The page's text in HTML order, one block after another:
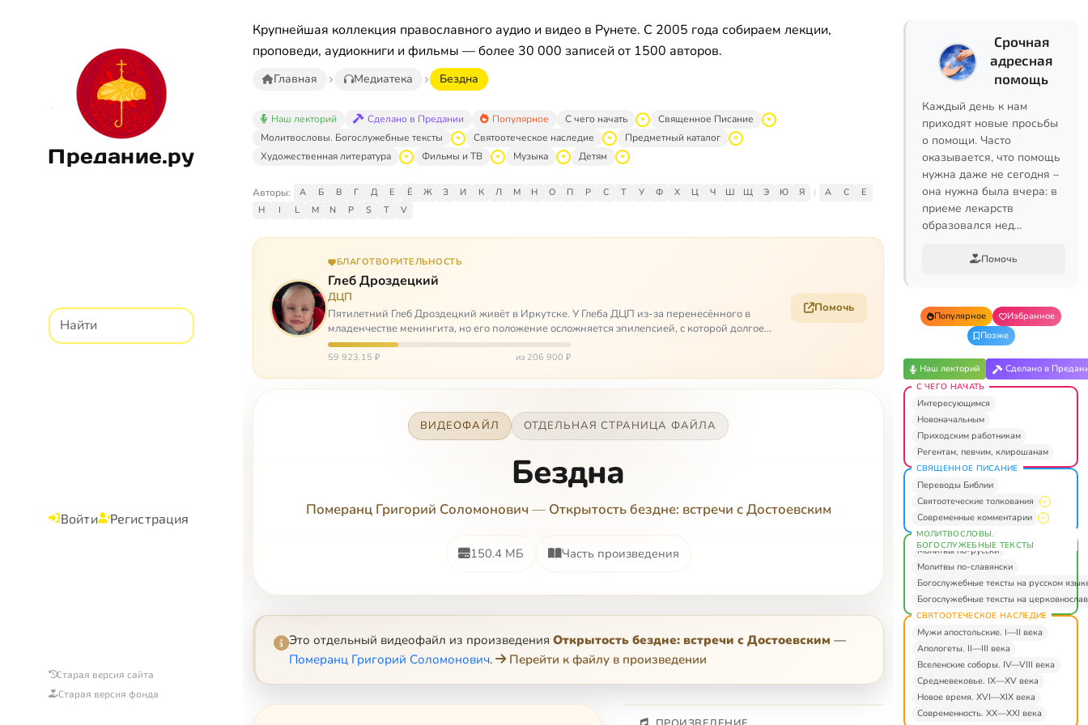
Предание.ру
Войти Регистрация
Старая версия сайта
Старая версия фонда
Крупнейшая коллекция православного аудио и видео в Рунете. С 2005 года собираем лекции,
проповеди, аудиокниги и фильмы — более 30 000 записей от 1500 авторов.
Главная Медиатека Бездна
Наш лекторий Сделано в Предании Популярное С чего начать
Священное Писание
Молитвословы. Богослужебные тексты
Святоотеческое наследие
Предметный каталог
Художественная литература
Фильмы и ТВ Музыка Детям
Авторы: А Б В Г Д Е Ё Ж З И К Л М Н О П Р С Т У Ф Х Ц Ч Ш Щ Э Ю Я | A C
E
H
I L M N P S T V
БЛАГОТВОРИТЕЛЬНОСТЬ
Глеб Дроздецкий
ДЦП
Пятилетний Глеб Дроздецкий живёт в Иркутске. У Глеба ДЦП из-за перенесённого в
младенчестве менингита, но его положение осложняется эпилепсией, с которой долгое
время была невозмож…
59 923,15 ₽ из 206 900 ₽
Помочь
ВИДЕОФАЙЛ ОТДЕЛЬНАЯ СТРАНИЦА ФАЙЛА
Бездна
Померанц Григорий Соломонович— Открытость бездне: встречи с Достоевским
150.4 МБ Часть произведения
Это отдельный видеофайл из произведения Открытость бездне: встречи с Достоевским —
Померанц Григорий Соломонович. Перейти к файлу в произведении
Срочная
адресная
помощь
Каждый день к нам
приходят новые просьбы
о помощи. Часто
оказывается, что помощь
нужна даже не сегодня –
она нужна была вчера: в
приеме лекарств
образовался нед…
Помочь
Популярное
Избранное
Позже
Наш лекторий Сделано в
С ЧЕГО НАЧАТЬ
Интересующимся
Новоначальным
Приходским работникам
Регентам, певчим, клирошанам
СВЯЩЕННОЕ ПИСАНИЕ
Переводы Библии
Святоотеческие толкования
Современные комментарии
МОЛИТВОСЛОВЫ.
БОГОСЛУЖЕБНЫЕ ТЕКСТЫ
Молитвы по-русски
Молитвы по-славянски
Богослужебные тексты на русском
Богослужебные тексты на
СВЯТООТЕЧЕСКОЕ НАСЛЕДИЕ
Мужи апостольские. I—II века
Апологеты. II—III века
Вселенские соборы. IV—VIII века
Средневековье. IX—XV века
Новое время. XVI—XIX века
Современность. XX—XXI века